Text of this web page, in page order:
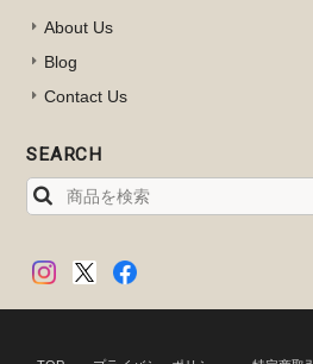
About Us
Blog
Contact Us
SEARCH